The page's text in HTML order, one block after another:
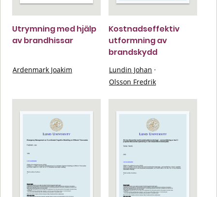
Utrymning med hjälp
av brandhissar
Ardenmark Joakim
Kostnadseffektiv
utformning av
brandskydd
Lundin Johan ·
Olsson Fredrik